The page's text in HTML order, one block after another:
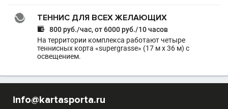
ТЕННИС ДЛЯ ВСЕХ ЖЕЛАЮЩИХ

800 руб./час, от 6000 руб./10 часов
На территории комплекса работают четыре
теннисных корта «supergrasse» (17 м х 36 м) с
освещением.
info@kartasporta.ru